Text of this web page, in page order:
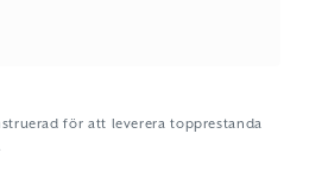
för att leverera topprestanda